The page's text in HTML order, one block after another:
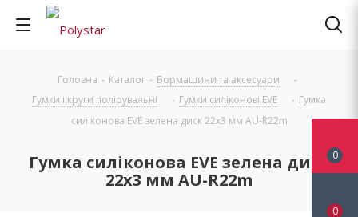
Головна - Каталог - Бормашини та аксесуари
-
Гумки і круги полірувальні
- Гумки силіконові EVE - Гумка
силіконова EVE зелена диск 22х3 мм AU-R22m
Гумка силіконова EVE зелена диск
22х3 мм AU-R22m
0
0